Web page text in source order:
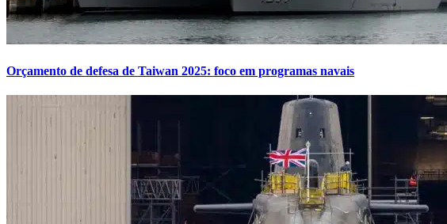
Orçamento de defesa de Taiwan 2025: foco em programas navais